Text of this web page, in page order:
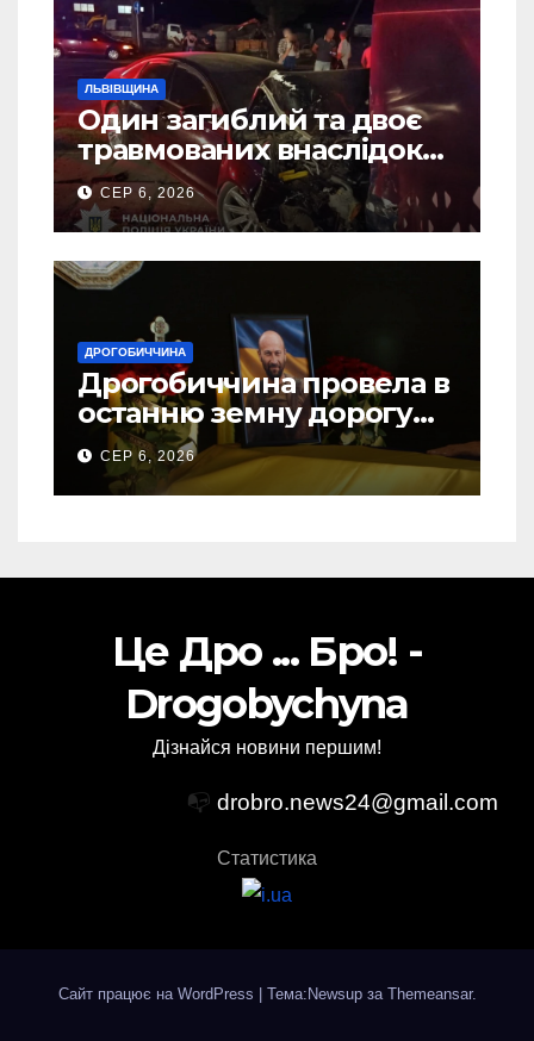
ЛЬВІВЩИНА
Один загиблий та двоє
травмованих внаслідок
ДТП на Самбірщині
СЕР 6, 2026
ДРОГОБИЧЧИНА
Дрогобиччина провела в
останню земну дорогу
свого Захисника – Олега
Торського
СЕР 6, 2026
Це Дро ... Бро! -
Drogobychyna
Дізнайся новини першим!
📭 drobro.news24@gmail.com
Статистика
Сайт працює на WordPress | Тема:Newsup за Themeansar.